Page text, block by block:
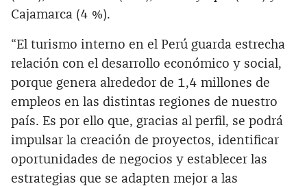
Cajamarca (4 %).
“El turismo interno en el Perú guarda estrecha
relación con el desarrollo económico y social,
porque genera alrededor de 1,4 millones de
empleos en las distintas regiones de nuestro
país. Es por ello que, gracias al perfil, se podrá
impulsar la creación de proyectos, identificar
oportunidades de negocios y establecer las
estrategias que se adapten mejor a las